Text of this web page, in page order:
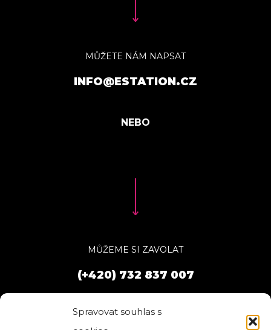
Spravovat souhlas s
MŮŽETE NÁM NAPSAT
INFO@ESTATION.CZ
MŮŽEME SI ZAVOLAT
(+420) 732 837 007